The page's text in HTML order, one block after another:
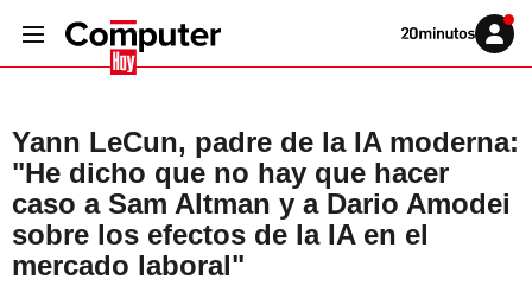
Volver
Iniciar
sesión
Yann LeCun, padre de la IA moderna:
"He dicho que no hay que hacer
caso a Sam Altman y a Dario Amodei
sobre los efectos de la IA en el
mercado laboral"